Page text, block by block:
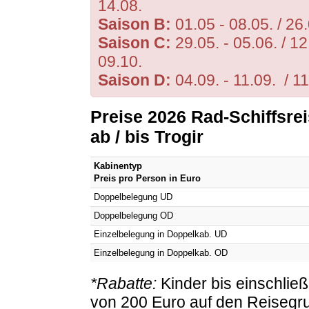
14.08.
Saison B: 01.05 - 08.05. /
Saison C: 29.05. - 05.06. /
09.10.
Saison D: 04.09. - 11.09. /
Preise 2026 Rad-
ab / bis Trogir
Kabinentyp
Preis pro Person in Euro
Doppelbelegung UD
Doppelbelegung OD
Einzelbelegung in Doppelkab. UD
Einzelbelegung in Doppelkab. OD
*Rabatte:Kinder bis
von 200 Euro auf den